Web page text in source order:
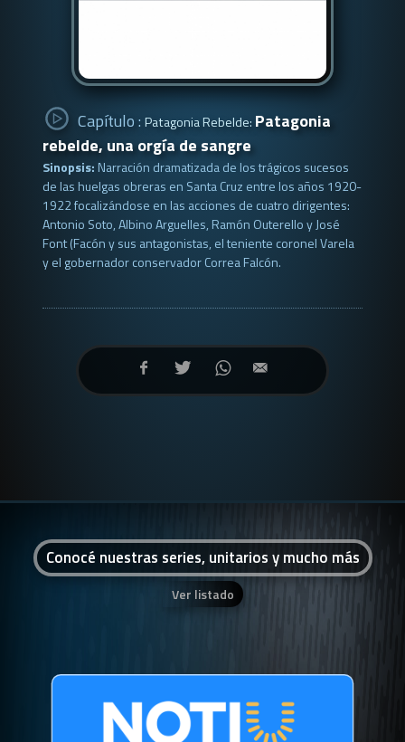
Capítulo : Patagonia Rebelde: Patagonia
rebelde, una orgía de sangre
Sinopsis: Narración dramatizada de los trágicos sucesos
de las huelgas obreras en Santa Cruz entre los años 1920-
1922 focalizándose en las acciones de cuatro dirigentes:
Antonio Soto, Albino Arguelles, Ramón Outerello y José
Font (Facón y sus antagonistas, el teniente coronel Varela
y el gobernador conservador Correa Falcón.
Conocé nuestras series, unitarios y mucho más
Ver listado